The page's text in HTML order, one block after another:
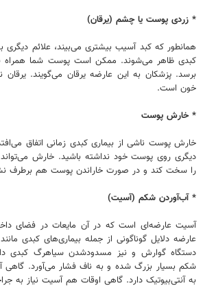
* زردی پوست یا چشم (یرقان)
همانطور که کبد آسیب بیشتری می‌بیند، علائم دیگری
کبدی ظاهر می‌شوند. ممکن است پوست شما همراه
برسد. پزشکان به این عارضه یرقان می‌گویند. یرقان
خون است.
* خارش پوست
خارش پوست ناشی از بیماری کبدی زمانی اتفاق
دیگری روی پوست خود نداشته باشید. خارش می‌تواند
را سخت کند و در صورت خاراندن پوست هم برطرف
* آب‌آوردن شکم (آسیت)
آسیت عارضه‌ای است که در آن مایعات در فضای
عارضه دلایل گوناگونی از جمله بیماری‌های کبدی
دستگاه گوارش و نیز مسدودشدن سیاهرگ کبدی
شکم بسیار بزرگ شده و به ناف فشار می‌آورد. گاهی
به آنتی‌بیوتیک دارد. گاهی اوقات هم آسیت نیاز به